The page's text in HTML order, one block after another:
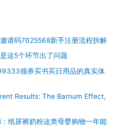
请码7625568新手注册流程拆解
这5个环节出了问题
领券买书买日用品的真实体
Results: The Barnum Effect,
纸尿裤奶粉这类母婴购物一年能